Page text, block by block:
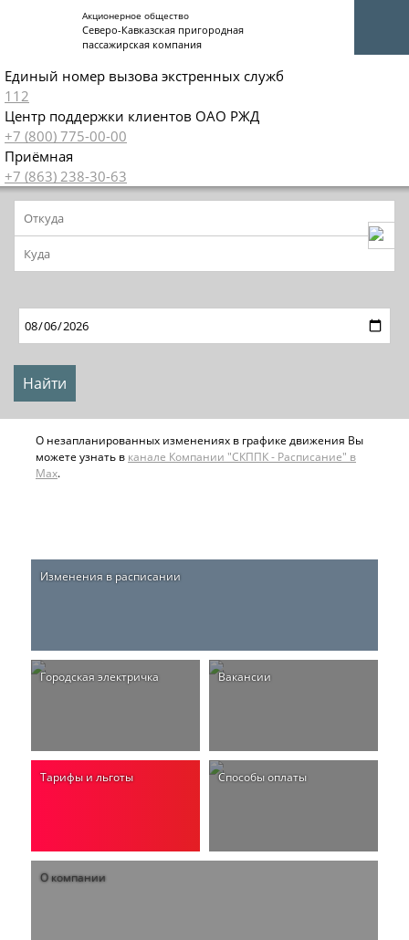
Акционерное общество
Северо-Кавказская пригородная
пассажирская компания
Единый номер вызова экстренных служб
112
Центр поддержки клиентов ОАО РЖД
+7 (800) 775-00-00
Приёмная
+7 (863) 238-30-63
О незапланированных изменениях в графике движения Вы
можете узнать в канале Компании "СКППК - Расписание" в
Max.
Изменения в расписании
Городская электричка Вакансии
Тарифы и льготы Способы оплаты
О компании